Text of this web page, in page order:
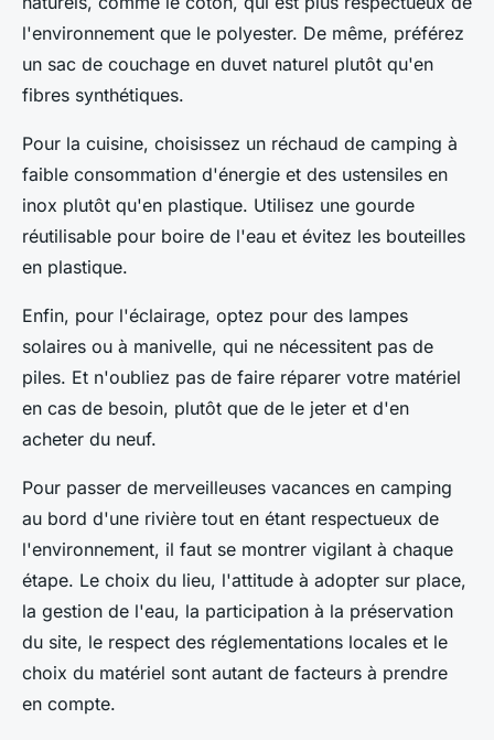
l'environnement que le polyester. De même, préférez
un sac de couchage en duvet naturel plutôt qu'en
fibres synthétiques.
Pour la cuisine, choisissez un réchaud de camping à
faible consommation d'énergie et des ustensiles en
inox plutôt qu'en plastique. Utilisez une gourde
réutilisable pour boire de l'eau et évitez les bouteilles
en plastique.
Enfin, pour l'éclairage, optez pour des lampes
solaires ou à manivelle, qui ne nécessitent pas de
piles. Et n'oubliez pas de faire réparer votre matériel
en cas de besoin, plutôt que de le jeter et d'en
acheter du neuf.
Pour passer de merveilleuses vacances en camping
au bord d'une rivière tout en étant respectueux de
l'environnement, il faut se montrer vigilant à chaque
étape. Le choix du lieu, l'attitude à adopter sur place,
la gestion de l'eau, la participation à la préservation
du site, le respect des réglementations locales et le
choix du matériel sont autant de facteurs à prendre
en compte.